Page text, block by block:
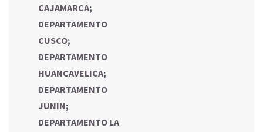
CAJAMARCA;
DEPARTAMENTO
CUSCO;
DEPARTAMENTO
HUANCAVELICA;
DEPARTAMENTO
JUNIN;
DEPARTAMENTO LA